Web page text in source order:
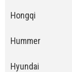
Hongqi
Hummer
Hyundai